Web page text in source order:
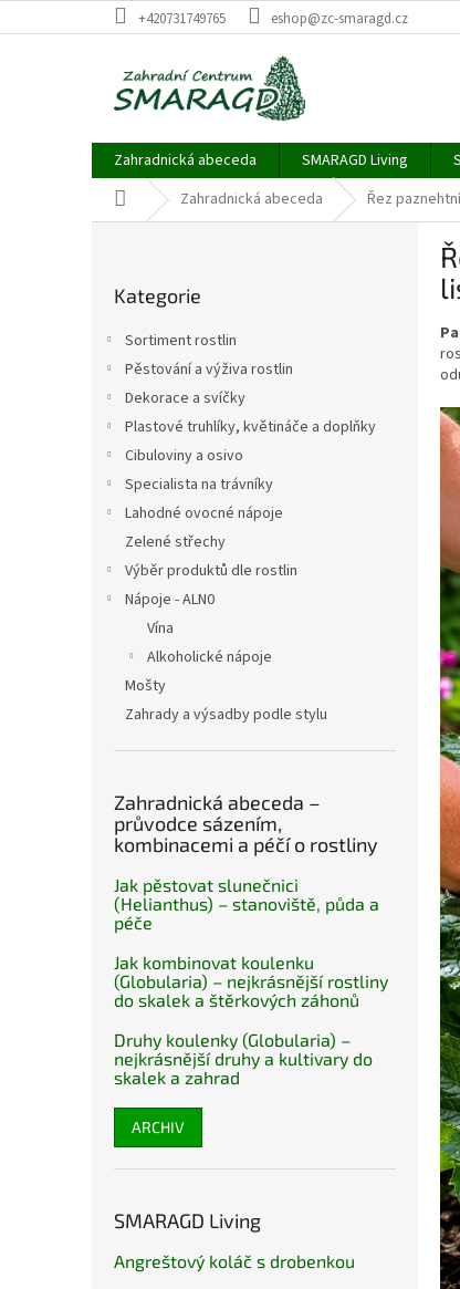
na
+420731749765 eshop@zc-smaragd.cz
Zahradnická abeceda SMARAGD Living
Domů Zahradnická abeceda Řez
kategorie
Kategorie
Sortiment rostlin
Pěstování a výživa rostlin
Dekorace a svíčky
Plastové truhlíky, květináče a doplňky
Cibuloviny a osivo
Specialista na trávníky
Lahodné ovocné nápoje
Zelené střechy
Výběr produktů dle rostlin
Nápoje - ALN0
Vína
Alkoholické nápoje
Mošty
Zahrady a výsadby podle stylu
Zahradnická abeceda –
průvodce sázením,
kombinacemi a péčí o rostliny
Jak pěstovat slunečnici
(Helianthus) – stanoviště, půda a
péče
Jak kombinovat koulenku
(Globularia) – nejkrásnější rostliny
do skalek a štěrkových záhonů
Druhy koulenky (Globularia) –
nejkrásnější druhy a kultivary do
skalek a zahrad
ARCHIV
SMARAGD Living
Angreštový koláč s drobenkou